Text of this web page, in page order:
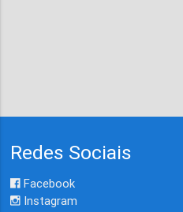
Redes Sociais
Facebook
Instagram